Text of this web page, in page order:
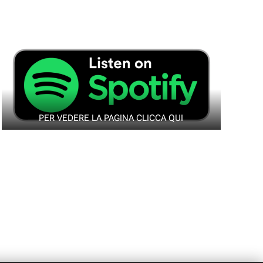
PER VEDERE LA PAGINA CLICCA QUI